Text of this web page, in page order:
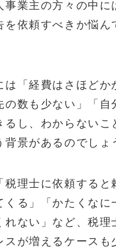
事業主の方々の中に
を依頼すべきか悩ん
は「経費はさほどか
の数も少ない」「自
るし、わからないこ
背景があるのでしょ
税理士に依頼すると
くる」「かたくなに
れない」など、税理
スが増えるケースも